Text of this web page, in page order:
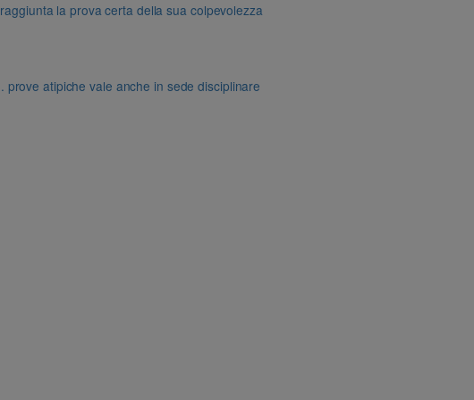
la prova certa della sua colpevolezza
atipiche vale anche in sede disciplinare